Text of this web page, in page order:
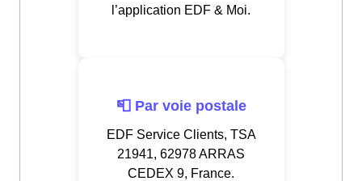
l’application EDF & Moi.
📮 Par voie postale
EDF Service Clients, TSA
21941, 62978 ARRAS
CEDEX 9, France.